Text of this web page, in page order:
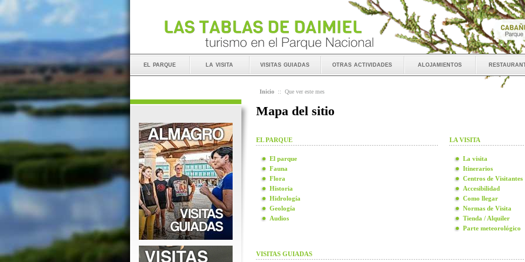
el parque la visita visitas guiadas otras actividades alojamientos
Inicio :: Que ver este mes
Mapa del sitio
EL PARQUE
El parque
Fauna
Flora
Historia
Hidrología
Geología
Audios
LA VISITA
La visita
Itinerarios
Centros de Visitantes
Accesibilidad
Como llegar
Normas de Visita
Tienda / Alquiler
Parte meteorológico
VISITAS GUIADAS